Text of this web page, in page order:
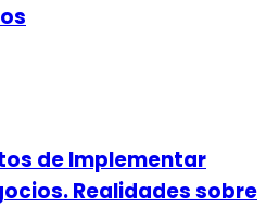
de Implementar
Realidades sobre